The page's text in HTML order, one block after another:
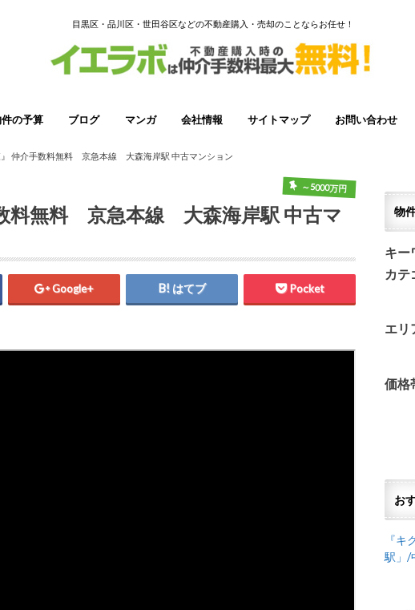
目黒区・品川区・世田谷区などの不動産購入・売却のことならお任せ！
の予算 ブログ マンガ 会社情報 サイトマップ お問い合わせ
』 仲介手数料無料 京急本線 大森海岸駅 中古マンション
～5000万円
料無料 京急本線 大森海岸駅 中古マ
Google+ はてブ Pocket
物
キー
カテ
エリ
価格
お
『
駅」/